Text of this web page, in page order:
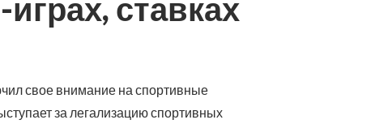
ставках
свое внимание на спортивные
за легализацию спортивных